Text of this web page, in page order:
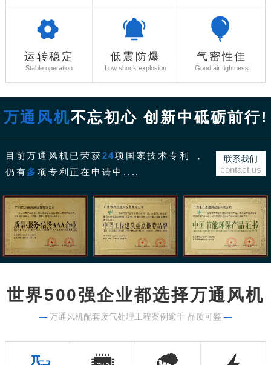
运转稳定
Stable operation
低震防爆
Low shock explosion
气密性佳
Good air tightness
万通风机不忘初心 创新中砥砺前行!
目前万通风机已荣获24项国家技术专利 ，
仍有多项专利正在申请中....
联系我们
contact us
世界500强企业都选择万通风机
— 万通风机配套废气处理工程案例逾千 品质可鉴 —